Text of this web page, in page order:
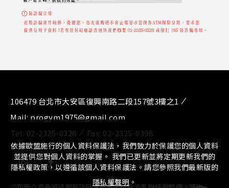
106479 台北市大安區復興南路二段157號3樓之1
Mail: progym1975@gmail.com
Tel: 02-2325-0328 Fax: 02-2325-0398
依據歐盟施行的個人資料保護法，我們致力於保護您的個人資料
並提供您對個人資料的掌握。 我們已更新並將定期更新我們的
隱私權政策，以遵循該個人資料保護法。請您參照我們最新版的
隱私權聲明 。